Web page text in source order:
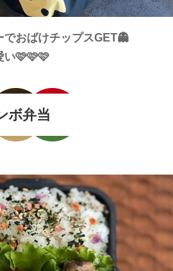
でおばけチップスGET👻
い🩷🩷🩷
ボ弁当